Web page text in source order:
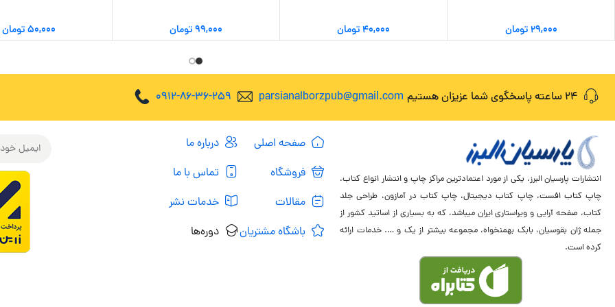
۲۹,۰۰۰تومان ۴۰,۰۰۰تومان ۹۹,۰۰۰تومان ۵۰,۰۰۰تومان
24 ساعته پاسخگوی شما عزیزان هستیم parsianalborzpub@gmail.com
0912-86-36-259
انتشارات پارسیان البرز، یکی از مورد اعتمادترین مراکز چاپ و انتشار انواع کتاب،
چاپ کتاب افست، چاپ کتاب دیجیتال، چاپ کتاب در آمازون، طراحی جلد
کتاب، صفحه آرایی و ویراستاری ایران میباشد، که به بسیاری از اساتید کشور از
جمله ژان بقوسیان، بابک بهمنخواه، مجموعه بیشتر از یک و …. خدمات ارائه
کرده است.
صفحه اصلی
فروشگاه
مقالات
باشگاه مشتریان
درباره ما
تماس با ما
خدمات نشر
دوره‌ها